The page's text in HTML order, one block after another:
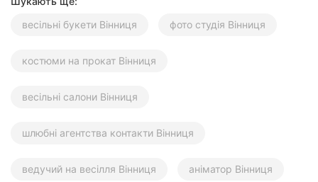
весільні букети Вінниця
фото студія Вінниця
костюми на прокат Вінниця
весільні салони Вінниця
шлюбні агентства контакти Вінниця
ведучий на весілля Вінниця аніматор Вінниця